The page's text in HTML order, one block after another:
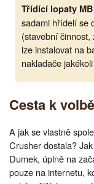
Třídící lopaty
sadami hřídelí se
(stavební
lze instalovat na
nakladače
Cesta k
A jak se vlastně
Crusher dostala?
Dumek, úplně na
pouze na internetu,